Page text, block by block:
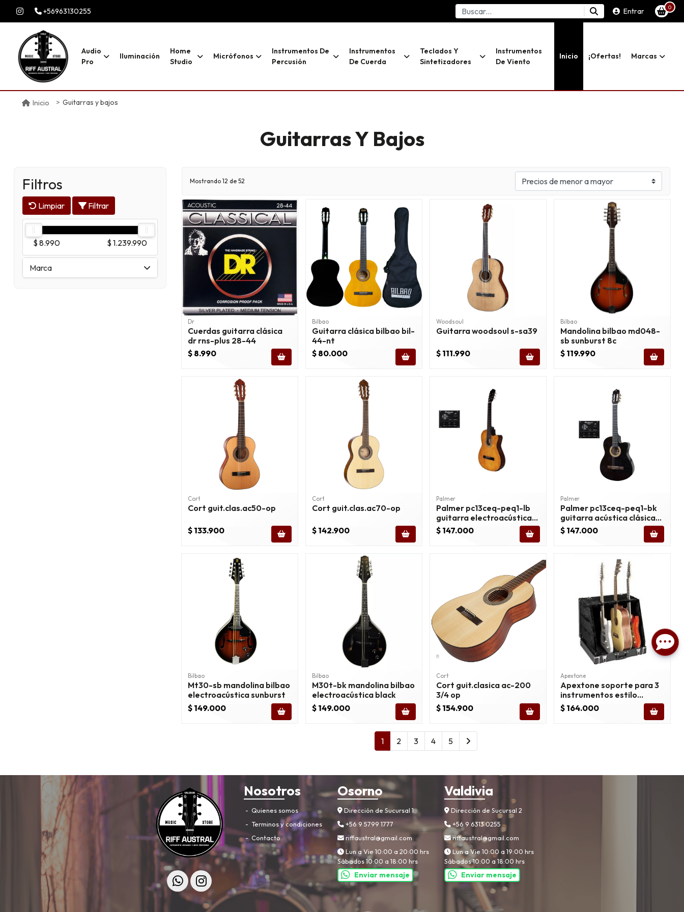
+56963130255 Entrar 0
Audio
Pro
Iluminación
Home
Studio
Micrófonos
Instrumentos De
Percusión
Instrumentos
De Cuerda
Teclados Y
Sintetizadores
Instrumentos
De Viento
Inicio ¡ofertas! Marcas
Inicio Guitarras y bajos
Guitarras Y Bajos
Filtros
Limpiar Filtrar
$ 8.990 $ 1.239.990
Marca
Mostrando 12 de 52
Dr
Cuerdas guitarra clásica
dr rns-plus 28-44
$ 8.990
Bilbao
Guitarra clásica bilbao bil-
44-nt
$ 80.000
Woodsoul
Guitarra woodsoul s-sa39
$ 111.990
Bilbao
Mandolina bilbao md048-
sb sunburst 8c
$ 119.990
Cort
Cort guit.clas.ac50-op
$ 133.900
Cort
Cort guit.clas.ac70-op
$ 142.900
Palmer
Palmer pc13ceq-peq1-lb
guitarra electroacústica
nylon natural
$ 147.000
Palmer
Palmer pc13ceq-peq1-bk
guitarra acústica clásica
negra
$ 147.000
Bilbao
Mt30-sb mandolina bilbao
electroacústica sunburst
$ 149.000
Bilbao
M30t-bk mandolina bilbao
electroacústica black
$ 149.000
Cort
Cort guit.clasica ac-200
3/4 op
$ 154.900
Apextone
Apextone soporte para 3
instrumentos estilo
maleta 500mf-bk
$ 164.000
1 2 3 4 5
Nosotros
Quienes somos
Terminos y condiciones
Contacto
Osorno
Dirección de Sucursal 1
+56 9 5799 1777
riffaustral@gmail.com
Lun a Vie 10:00 a 20:00 hrs
Sábados 10:00 a 18:00 hrs
Enviar mensaje
Valdivia
Dirección de Sucursal 2
+56 9 6313 0255
riffaustral@gmail.com
Lun a Vie 10:00 a 19:00 hrs
Sábados 10:00 a 18:00 hrs
Enviar mensaje